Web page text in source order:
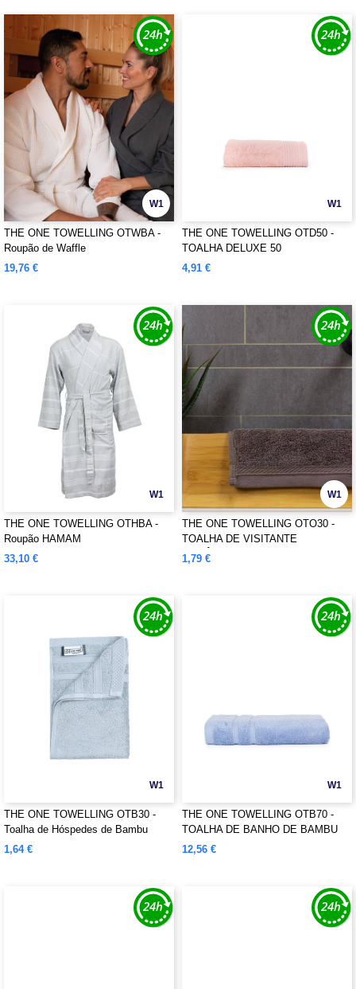
W1
THE ONE TOWELLING OTWBA -
Roupão de Waffle
19,76 €
W1
THE ONE TOWELLING OTD50 -
TOALHA DELUXE 50
4,91 €
W1
THE ONE TOWELLING OTHBA -
Roupão HAMAM
33,10 €
W1
THE ONE TOWELLING OTO30 -
TOALHA DE VISITANTE
ORGÂNICA
1,79 €
W1
THE ONE TOWELLING OTB30 -
Toalha de Hóspedes de Bambu
1,64 €
W1
THE ONE TOWELLING OTB70 -
TOALHA DE BANHO DE BAMBU
12,56 €